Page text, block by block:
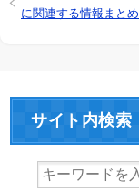
に関連する情報まとめ
サイト内検索